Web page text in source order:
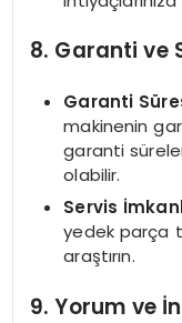
8. Garanti ve
Garanti
makinenin
garanti
olabilir.
Servis
yedek parça
araştırın.
9. Yorum ve